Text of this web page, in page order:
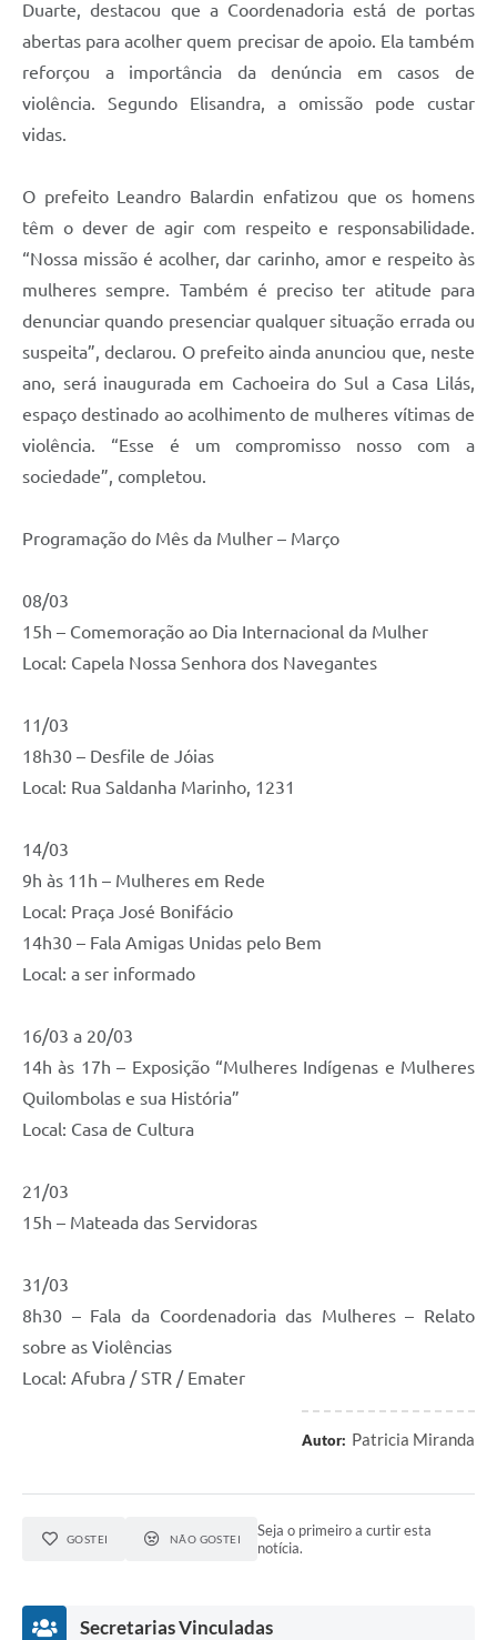
Duarte, destacou que a Coordenadoria está de portas
abertas para acolher quem precisar de apoio. Ela também
reforçou a importância da denúncia em casos de
violência. Segundo Elisandra, a omissão pode custar
vidas.
O prefeito Leandro Balardin enfatizou que os homens
têm o dever de agir com respeito e responsabilidade.
“Nossa missão é acolher, dar carinho, amor e respeito às
mulheres sempre. Também é preciso ter atitude para
denunciar quando presenciar qualquer situação errada ou
suspeita”, declarou. O prefeito ainda anunciou que, neste
ano, será inaugurada em Cachoeira do Sul a Casa Lilás,
espaço destinado ao acolhimento de mulheres vítimas de
violência. “Esse é um compromisso nosso com a
sociedade”, completou.
Programação do Mês da Mulher – Março
08/03
15h – Comemoração ao Dia Internacional da Mulher
Local: Capela Nossa Senhora dos Navegantes
11/03
18h30 – Desfile de Jóias
Local: Rua Saldanha Marinho, 1231
14/03
9h às 11h – Mulheres em Rede
Local: Praça José Bonifácio
14h30 – Fala Amigas Unidas pelo Bem
Local: a ser informado
16/03 a 20/03
14h às 17h – Exposição “Mulheres Indígenas e Mulheres
Quilombolas e sua História”
Local: Casa de Cultura
21/03
15h – Mateada das Servidoras
31/03
8h30 – Fala da Coordenadoria das Mulheres – Relato
sobre as Violências
Local: Afubra / STR / Emater
Autor: Patricia Miranda
GOSTEI NÃO GOSTEI
Seja o primeiro a curtir esta
notícia.
Secretarias Vinculadas